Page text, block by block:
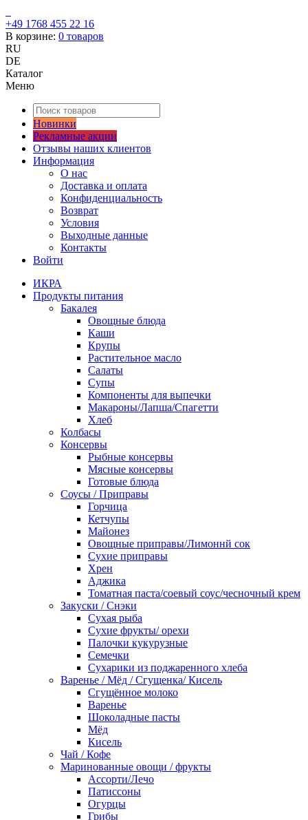
+49 1768 455 22 16
В корзине: 0 товаров
RU
DE
Каталог
Меню
Новинки
Рекламные акции
Отзывы наших клиентов
Информация
О нас
Доставка и оплата
Конфиденциальность
Возврат
Условия
Выходные данные
Контакты
Войти
ИКРА
Продукты питания
Бакалея
Овощные блюда
Каши
Крупы
Растительное масло
Салаты
Супы
Компоненты для выпечки
Макароны/Лапша/Спагетти
Хлеб
Колбасы
Консервы
Рыбные консервы
Мясные консервы
Готовые блюда
Соусы / Приправы
Горчица
Кетчупы
Майонез
Овощные приправы/Лимоннй сок
Сухие приправы
Хрен
Аджика
Томатная паста/соевый соус/чесночный крем
Закуски / Снэки
Сухая рыба
Сухие фрукты/ орехи
Палочки кукурузные
Семечки
Сухарики из поджаренного хлеба
Варенье / Мёд / Сгущенка/ Кисель
Сгущённое молоко
Варенье
Шоколадные пасты
Мёд
Кисель
Чай / Кофе
Маринованные овощи / фрукты
Ассорти/Лечо
Патиссоны
Огурцы
Грибы